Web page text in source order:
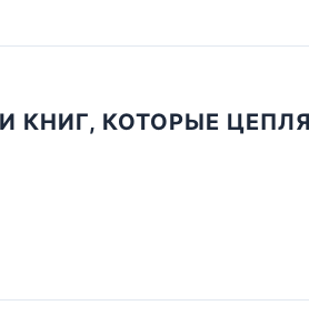
КНИГ, КОТОРЫЕ